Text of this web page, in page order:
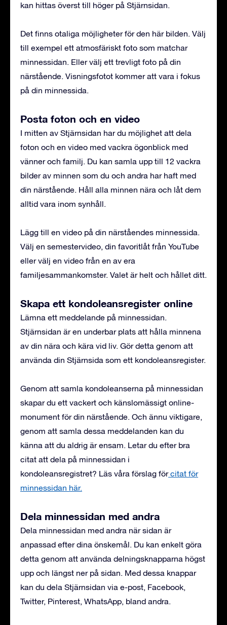
kan hittas överst till höger på Stjärnsidan.
Det finns otaliga möjligheter för den här bilden. Välj
till exempel ett atmosfäriskt foto som matchar
minnessidan. Eller välj ett trevligt foto på din
närstående. Visningsfotot kommer att vara i fokus
på din minnessida.
Posta foton och en video
I mitten av Stjärnsidan har du möjlighet att dela
foton och en video med vackra ögonblick med
vänner och familj. Du kan samla upp till 12 vackra
bilder av minnen som du och andra har haft med
din närstående. Håll alla minnen nära och låt dem
alltid vara inom synhåll.
Lägg till en video på din närståendes minnessida.
Välj en semestervideo, din favoritlåt från YouTube
eller välj en video från en av era
familjesammankomster. Valet är helt och hållet ditt.
Skapa ett kondoleansregister online
Lämna ett meddelande på minnessidan.
Stjärnsidan är en underbar plats att hålla minnena
av din nära och kära vid liv. Gör detta genom att
använda din Stjärnsida som ett kondoleansregister.
Genom att samla kondoleanserna på minnessidan
skapar du ett vackert och känslomässigt online-
monument för din närstående. Och ännu viktigare,
genom att samla dessa meddelanden kan du
känna att du aldrig är ensam. Letar du efter bra
citat att dela på minnessidan i
kondoleansregistret? Läs våra förslag förcitat för
minnessidan här.
Dela minnessidan med andra
Dela minnessidan med andra när sidan är
anpassad efter dina önskemål. Du kan enkelt göra
detta genom att använda delningsknapparna högst
upp och längst ner på sidan. Med dessa knappar
kan du dela Stjärnsidan via e-post, Facebook,
Twitter, Pinterest, WhatsApp, bland andra.